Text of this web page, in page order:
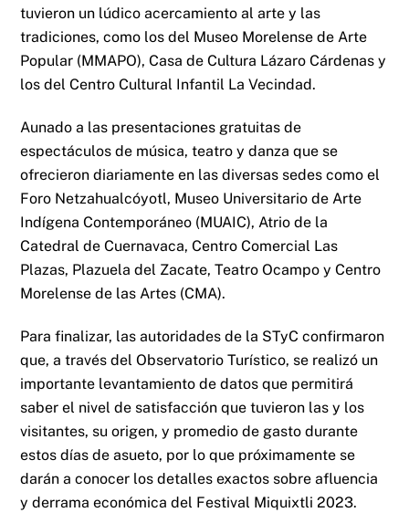
tuvieron un lúdico acercamiento al arte y las
tradiciones, como los del Museo Morelense de Arte
Popular (MMAPO), Casa de Cultura Lázaro Cárdenas y
los del Centro Cultural Infantil La Vecindad.
Aunado a las presentaciones gratuitas de
espectáculos de música, teatro y danza que se
ofrecieron diariamente en las diversas sedes como el
Foro Netzahualcóyotl, Museo Universitario de Arte
Indígena Contemporáneo (MUAIC), Atrio de la
Catedral de Cuernavaca, Centro Comercial Las
Plazas, Plazuela del Zacate, Teatro Ocampo y Centro
Morelense de las Artes (CMA).
Para finalizar, las autoridades de la STyC confirmaron
que, a través del Observatorio Turístico, se realizó un
importante levantamiento de datos que permitirá
saber el nivel de satisfacción que tuvieron las y los
visitantes, su origen, y promedio de gasto durante
estos días de asueto, por lo que próximamente se
darán a conocer los detalles exactos sobre afluencia
y derrama económica del Festival Miquixtli 2023.